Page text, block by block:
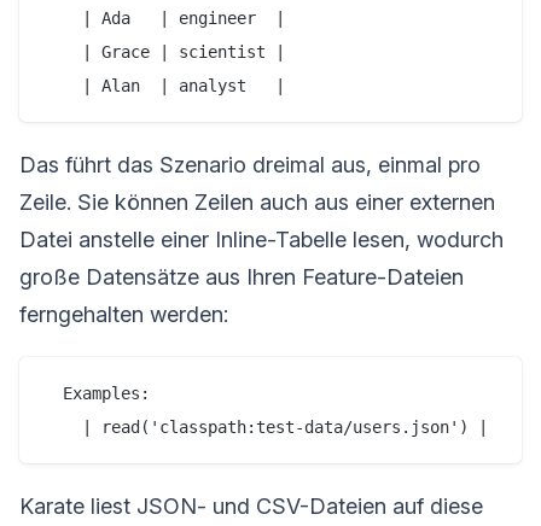
    | Ada   | engineer  |
    | Grace | scientist |
Das führt das Szenario dreimal aus, einmal pro
Zeile. Sie können Zeilen auch aus einer externen
Datei anstelle einer Inline-Tabelle lesen, wodurch
große Datensätze aus Ihren Feature-Dateien
ferngehalten werden:
  Examples:
Karate liest JSON- und CSV-Dateien auf diese